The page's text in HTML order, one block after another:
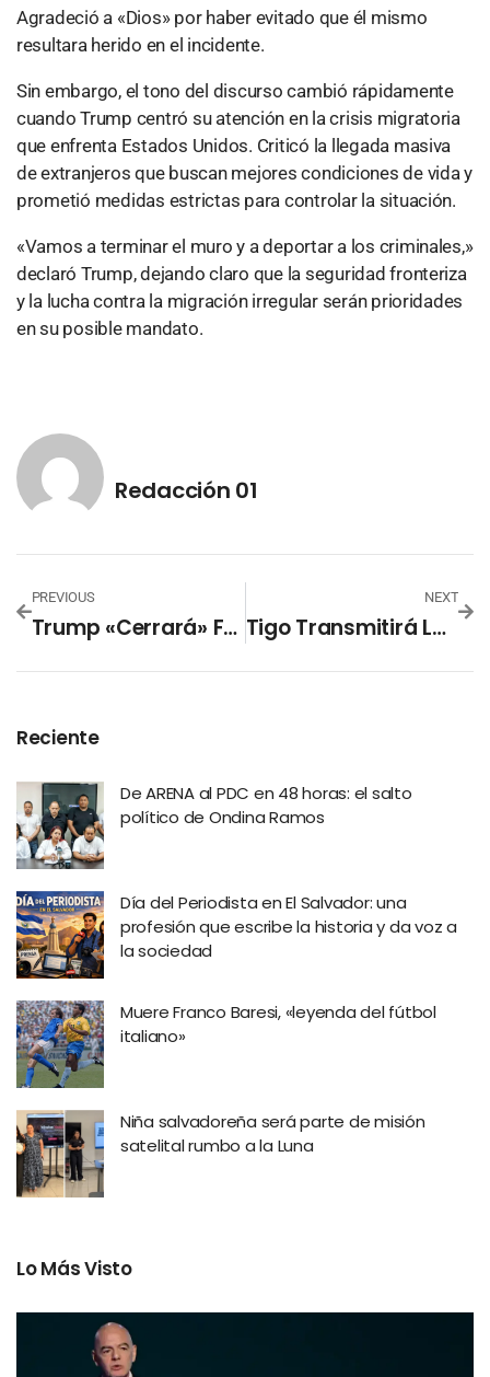
Agradeció a «Dios» por haber evitado que él mismo
resultara herido en el incidente.
Sin embargo, el tono del discurso cambió rápidamente
cuando Trump centró su atención en la crisis migratoria
que enfrenta Estados Unidos. Criticó la llegada masiva
de extranjeros que buscan mejores condiciones de vida y
prometió medidas estrictas para controlar la situación.
«Vamos a terminar el muro y a deportar a los criminales,»
declaró Trump, dejando claro que la seguridad fronteriza
y la lucha contra la migración irregular serán prioridades
en su posible mandato.
Redacción 01
PREVIOUS
Trump «cerrará» Frontera En Hipotético Primer Día De Mandato
NEXT
Tigo Transmitirá La Copa Mundial De La FIFA 2026 En El Salvador
Reciente
De ARENA al PDC en 48 horas: el salto
político de Ondina Ramos
Día del Periodista en El Salvador: una
profesión que escribe la historia y da voz a
la sociedad
Muere Franco Baresi, «leyenda del fútbol
italiano»
Niña salvadoreña será parte de misión
satelital rumbo a la Luna
Lo Más Visto